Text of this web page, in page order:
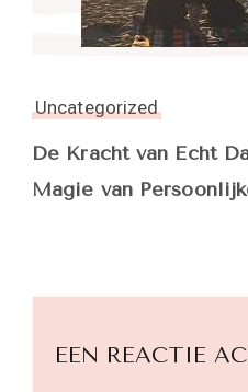
Uncategorized
De Kracht van Echt
Magie van
EEN REACTIE